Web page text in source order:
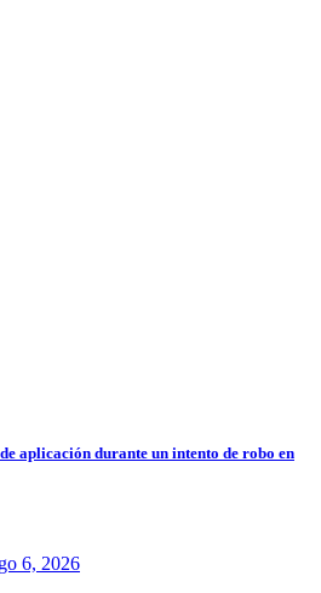
aplicación durante un intento de robo en
6, 2026